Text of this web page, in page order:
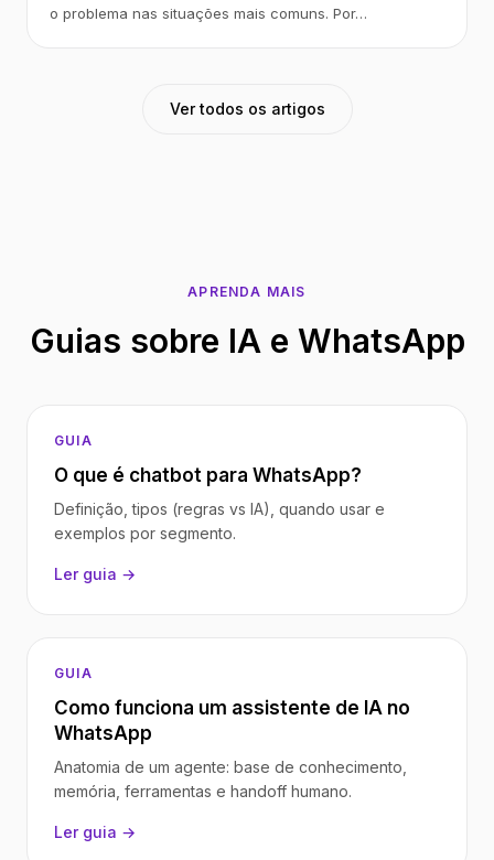
o problema nas situações mais comuns. Por…
Ver todos os artigos
APRENDA MAIS
Guias sobre IA e WhatsApp
GUIA
O que é chatbot para WhatsApp?
Definição, tipos (regras vs IA), quando usar e
exemplos por segmento.
Ler guia →
GUIA
Como funciona um assistente de IA no
WhatsApp
Anatomia de um agente: base de conhecimento,
memória, ferramentas e handoff humano.
Ler guia →